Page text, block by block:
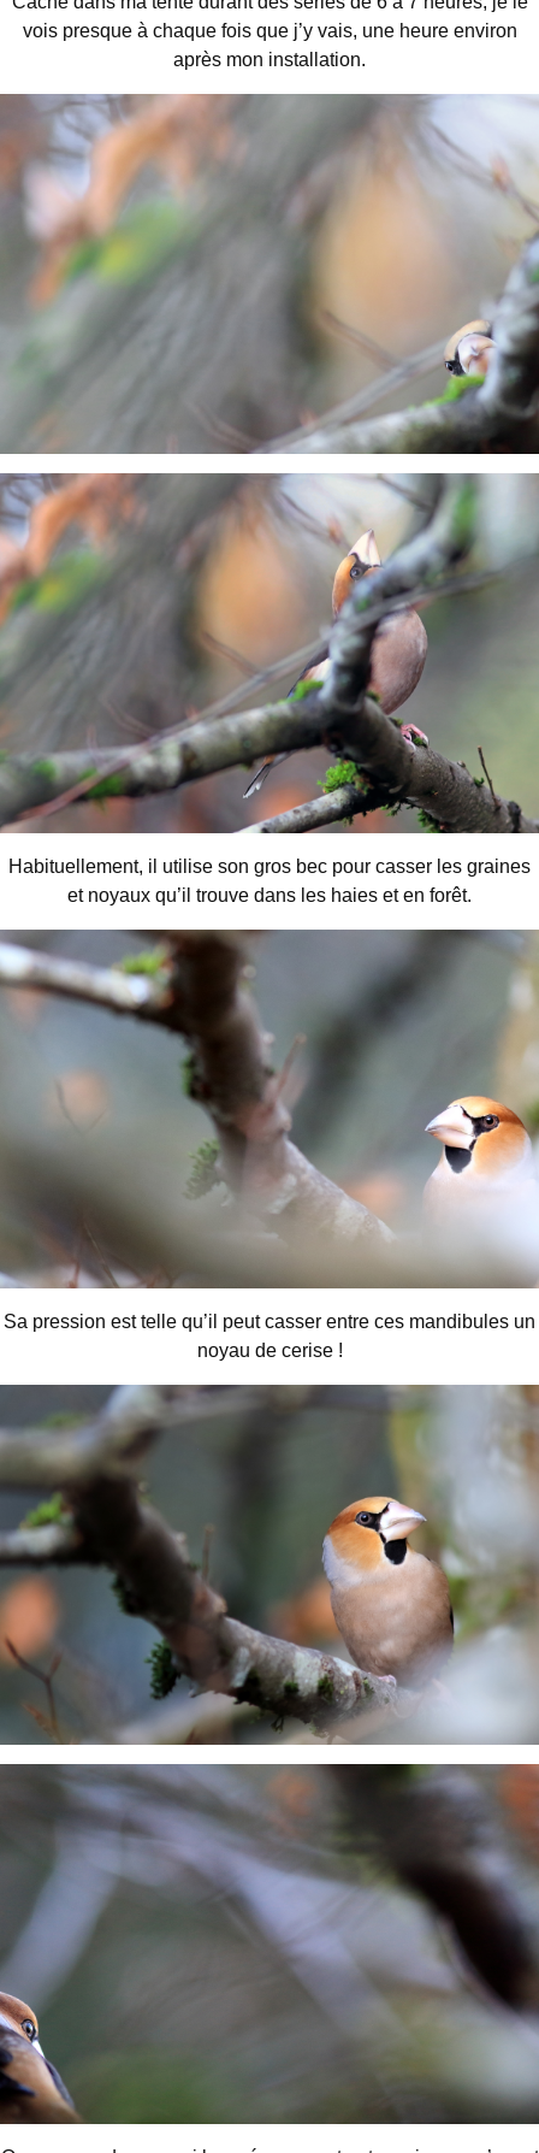
vois presque à chaque fois que j’y vais, une heure environ
après mon installation.
Habituellement, il utilise son gros bec pour casser les graines
et noyaux qu’il trouve dans les haies et en forêt.
Sa pression est telle qu’il peut casser entre ces mandibules un
noyau de cerise !